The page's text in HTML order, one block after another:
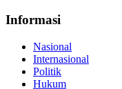
Informasi
Nasional
Internasional
Politik
Hukum